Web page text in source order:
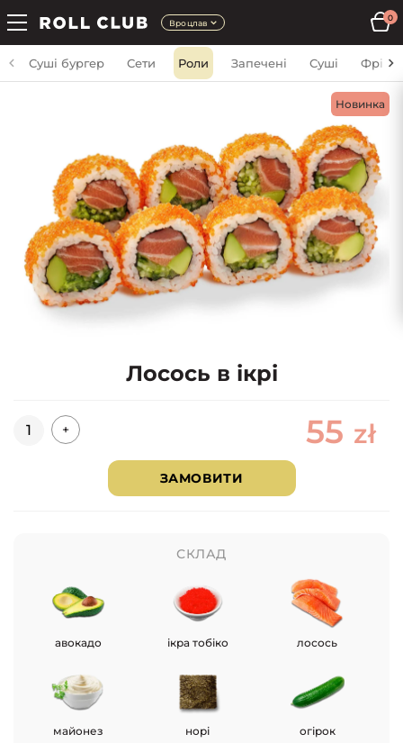
Вроцлав
0
Суші бургер Сети Роли Запечені Суші Фрі
Новинка
Лосось в ікрі
Кількість
+ 55 zł
ЗАМОВИТИ
СКЛАД
авокадо ікра тобіко лосось
майонез норі огірок